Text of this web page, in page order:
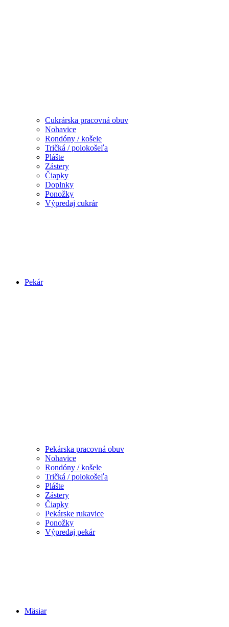
Cukrárska pracovná obuv
Nohavice
Rondóny / košele
Tričká / polokošeľa
Plášte
Zástery
Čiapky
Doplnky
Ponožky
Výpredaj cukrár
Pekár
Pekárska pracovná obuv
Nohavice
Rondóny / košele
Tričká / polokošeľa
Plášte
Zástery
Čiapky
Pekárske rukavice
Ponožky
Výpredaj pekár
Mäsiar